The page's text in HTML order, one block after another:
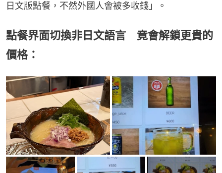
日文版點餐，不然外國人會被多收錢」。
點餐界面切換非日文語言 竟會解鎖更貴的
價格：